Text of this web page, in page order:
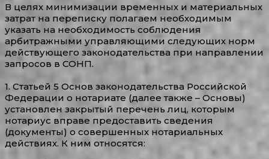
В целях минимизации временных и материальных
затрат на переписку полагаем необходимым
указать на необходимость соблюдения
арбитражными управляющими следующих норм
действующего законодательства при направлении
запросов в СОНП.
1. Статьей 5 Основ законодательства Российской
Федерации о нотариате (далее также – Основы)
установлен закрытый перечень лиц, которым
нотариус вправе предоставить сведения
(документы) о совершенных нотариальных
действиях. К ним относятся: